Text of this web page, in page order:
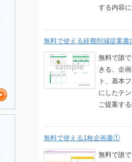
する内容
無料で使える経費削減提案書
無料で誰
きる、企
ト、基本
にしたテン
ご提案す
無料で使える1枚企画書①
無料で誰